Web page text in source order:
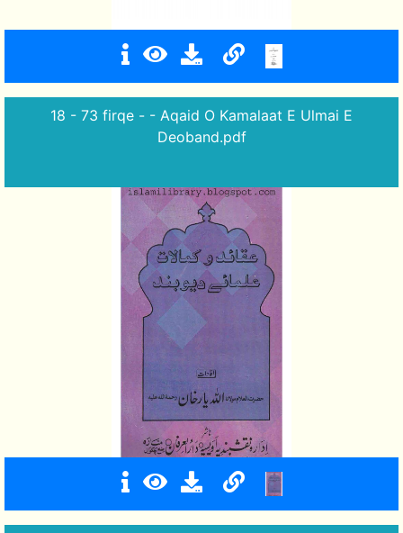
18 - 73 firqe - - Aqaid O Kamalaat E Ulmai E
Deoband.pdf